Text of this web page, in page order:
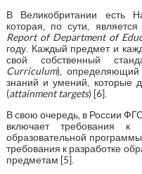
В Великобритании есть
которая, по сути,
Report of Department of
году. Каждый предмет и
свой собственный
Curriculum), определяющий
знаний и умений, которые
(attainment targets) [6].
В свою очередь, в России
включает требования к
образовательной
требования к разработке
предметам [5].